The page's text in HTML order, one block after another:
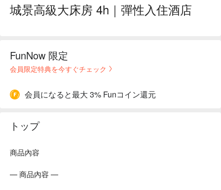
城景高級大床房 4h｜彈性入住酒店
FunNow 限定
会員限定特典を今すぐチェック
会員になると最大 3% Funコイン還元
トップ
商品內容
— 商品內容 —